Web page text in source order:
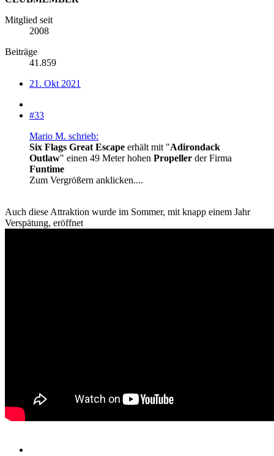
Mitglied seit
2008
Beiträge
41.859
21. Okt 2021
#33
Mario M. schrieb:
Six Flags Great Escape erhält mit "Adirondack
Outlaw" einen 49 Meter hohen Propeller der Firma
Funtime
Zum Vergrößern anklicken....
Auch diese Attraktion wurde im Sommer, mit knapp einem Jahr
Verspätung, eröffnet